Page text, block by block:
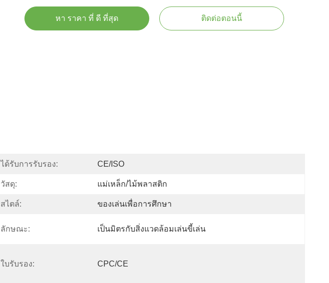
หา ราคา ที่ ดี ที่สุด ติดต่อตอนนี้
ได้รับการรับรอง: CE/ISO
วัสดุ: แม่เหล็ก/ไม้พลาสติก
สไตล์: ของเล่นเพื่อการศึกษา
ลักษณะ: เป็นมิตรกับสิ่งแวดล้อมเล่นขี้เล่น
ใบรับรอง: CPC/CE